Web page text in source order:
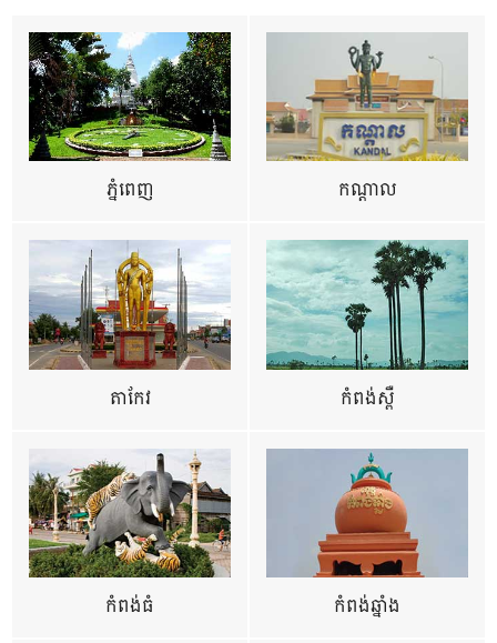
ភ្នំពេញ កណ្តាល
តាកែវ កំពង់ស្ពឺ
កំពង់ធំ កំពង់ឆ្នាំង